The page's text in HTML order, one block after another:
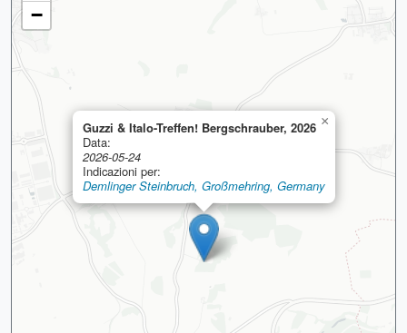
🏨
Guzzi & Italo-Treffen! Bergschrauber, 2026
Data:
2026-05-24
Indicazioni per:
Demlinger Steinbruch, Großmehring, Germany
×
−